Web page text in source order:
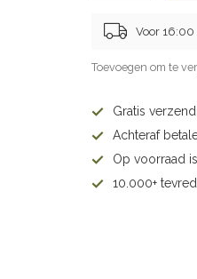
Voor
Toevoegen om te
Gratis
Achteraf
Op voorraad
10.000+